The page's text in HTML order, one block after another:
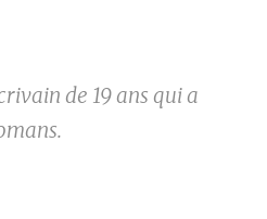
de 19 ans qui a